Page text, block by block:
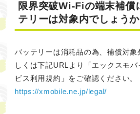
限界突破Wi-Fiの端末補償
テリーは対象内でしょうか
バッテリーは消耗品の為、補償対象
しくは下記URLより「エックスモ
ビス利用規約」をご確認ください。
https://xmobile.ne.jp/legal/